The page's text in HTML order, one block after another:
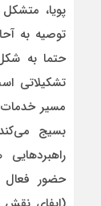
پویا،
توصیه به
حتما به
تشکیلاتی
مسیر
بسیج
حضور فعال